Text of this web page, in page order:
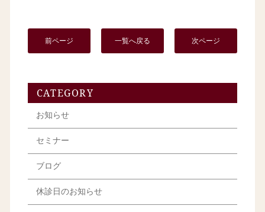
前ページ 一覧へ戻る 次ページ
CATEGORY
お知らせ
セミナー
ブログ
休診日のお知らせ